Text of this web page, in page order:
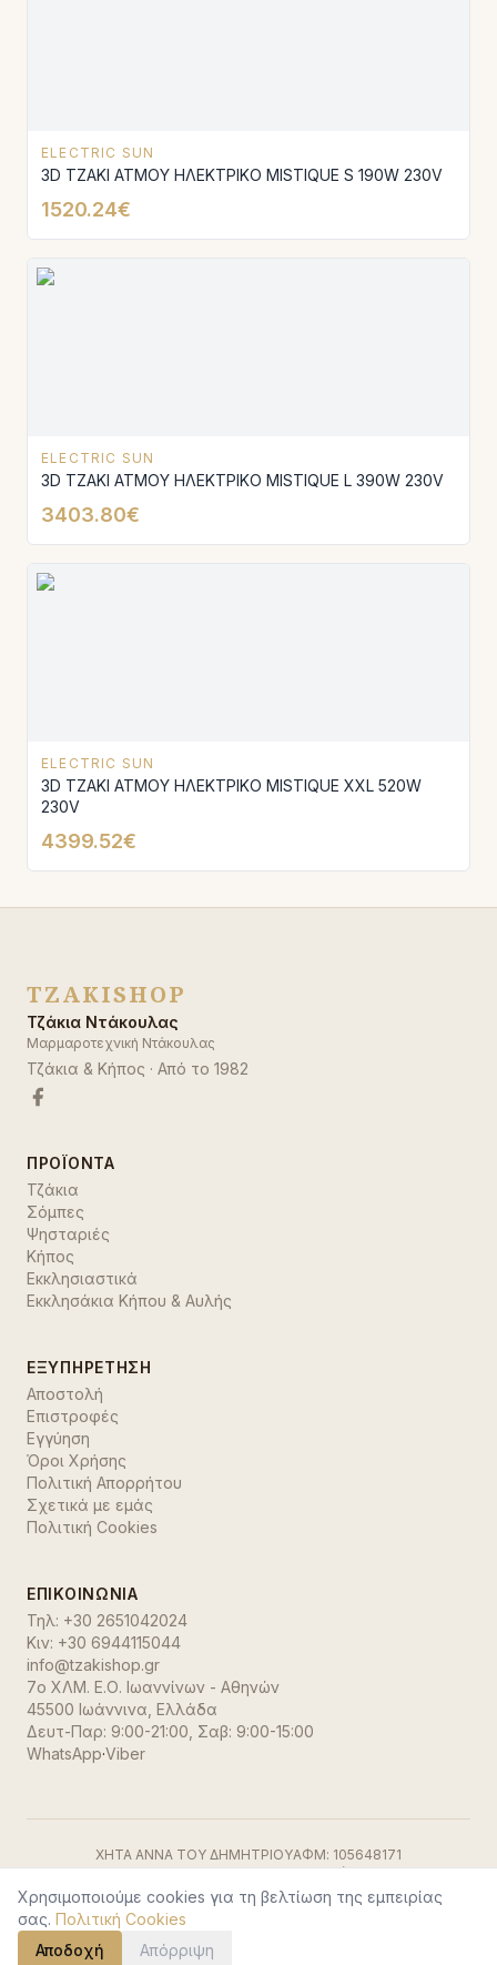
ELECTRIC SUN
3D ΤΖΑΚΙ ΑΤΜΟΥ ΗΛΕΚΤΡΙΚΟ MISTIQUE S 190W 230V
1520.24€
ELECTRIC SUN
3D ΤΖΑΚΙ ΑΤΜΟΥ ΗΛΕΚΤΡΙΚΟ MISTIQUE L 390W 230V
3403.80€
ELECTRIC SUN
3D ΤΖΑΚΙ ΑΤΜΟΥ ΗΛΕΚΤΡΙΚΟ MISTIQUE XXL 520W
230V
4399.52€
TZAKISHOP
Τζάκια Ντάκουλας
Μαρμαροτεχνική Ντάκουλας
Τζάκια & Κήπος · Από το 1982
ΠΡΟΪΌΝΤΑ
Τζάκια
Σόμπες
Ψησταριές
Κήπος
Εκκλησιαστικά
Εκκλησάκια Κήπου & Αυλής
ΕΞΥΠΗΡΈΤΗΣΗ
Αποστολή
Επιστροφές
Εγγύηση
Όροι Χρήσης
Πολιτική Απορρήτου
Σχετικά με εμάς
Πολιτική Cookies
ΕΠΙΚΟΙΝΩΝΊΑ
Τηλ: +30 2651042024
Κιν: +30 6944115044
info@tzakishop.gr
7ο ΧΛΜ. Ε.Ο. Ιωαννίνων - Αθηνών
45500 Ιωάννινα Ελλάδα
Δευτ-Παρ: 9:00-21:00, Σαβ: 9:00-15:00
WhatsApp·Viber
ΧΗΤΑ ΑΝΝΑ ΤΟΥ ΔΗΜΗΤΡΙΟΥΑΦΜ: 105648171
ΓΕΜΗ:191500729000ΔΟΥ:Ιωαννίνων
Visa· Mastercard·Stripe
©2026TzakiShop. Όλα τα δικαιώματα διατηρούνται.
Χρησιμοποιούμε cookies για τη βελτίωση της εμπειρίας
σας. Πολιτική Cookies
Αποδοχή
Απόρριψη